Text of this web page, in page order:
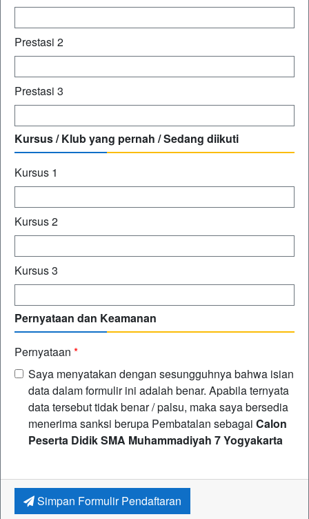
Prestasi 2
Prestasi 3
Kursus / Klub yang pernah / Sedang diikuti
Kursus 1
Kursus 2
Kursus 3
Pernyataan dan Keamanan
Pernyataan *
Saya menyatakan dengan sesungguhnya bahwa isian
data dalam formulir ini adalah benar. Apabila ternyata
data tersebut tidak benar / palsu, maka saya bersedia
menerima sanksi berupa Pembatalan sebagai Calon
Peserta Didik SMA Muhammadiyah 7 Yogyakarta
Simpan Formulir Pendaftaran